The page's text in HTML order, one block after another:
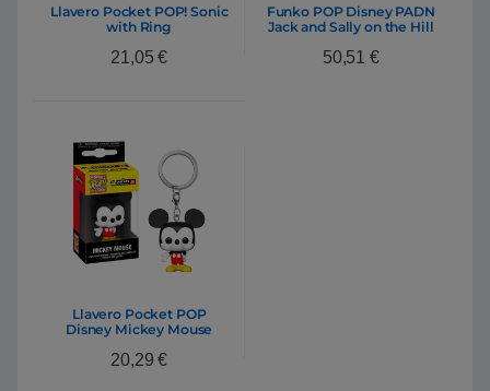
Llavero Pocket POP! Sonic
with Ring
21,05€
Funko POP Disney PADN
Jack and Sally on the Hill
50,51 €
Llavero Pocket POP
Disney Mickey Mouse
20,29€